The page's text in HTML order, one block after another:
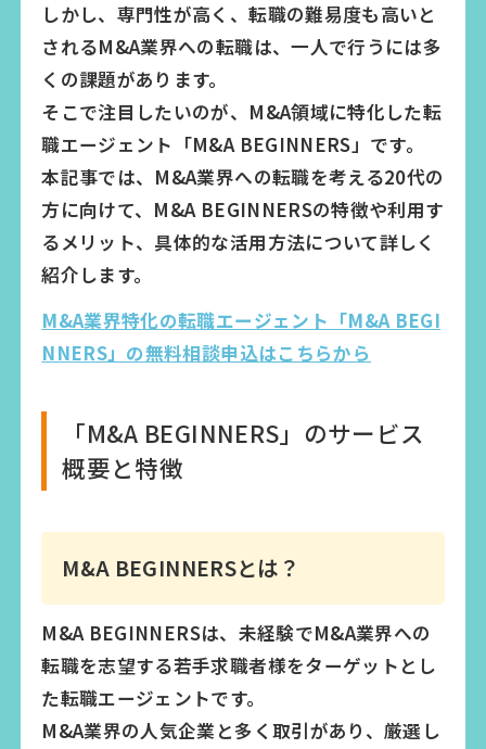
しかし、専門性が高く、転職の難易度も高いと
されるM&A業界への転職は、一人で行うには多
くの課題があります。
そこで注目したいのが、M&A領域に特化した転
職エージェント「M&A BEGINNERS」です。
本記事では、M&A業界への転職を考える20代の
方に向けて、M&A BEGINNERSの特徴や利用す
るメリット、具体的な活用方法について詳しく
紹介します。
M&A業界特化の転職エージェント「M&A BEGI
NNERS」の無料相談申込はこちらから
「M&A BEGINNERS」のサービス
概要と特徴
M&A BEGINNERSとは？
M&A BEGINNERSは、未経験でM&A業界への
転職を志望する若手求職者様をターゲットとし
た転職エージェントです。
M&A業界の人気企業と多く取引があり、厳選し